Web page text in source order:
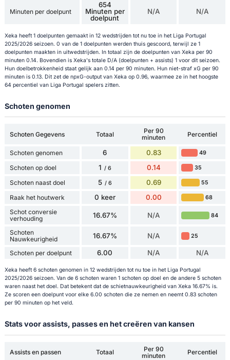
Minuten per doelpunt
654
Minuten per
doelpunt
N/A N/A
Xeka heeft 1 doelpunten gemaakt in 12 wedstrijden tot nu toe in het Liga Portugal
2025/2026 seizoen. 0 van de 1 doelpunten werden thuis gescoord, terwijl ze 1
doelpunten maakten in uitwedstrijden. In totaal zijn de doelpunten van Xeka per 90
minuten 0.14. Bovendien is Xeka's totale D/A (doelpunten + assists) 1 voor dit seizoen.
Hun doelbetrokkenheid staat gelijk aan 0.14 per 90 minuten. Hun niet-straf xG per 90
minuten is 0.13. Dit zet de npxG-output van Xeka op 0.96, waarmee ze in het hoogste
64 percentiel van Liga Portugal spelers zitten.
Schoten genomen
Schoten Gegevens Totaal
Per 90
minuten
Percentiel
Schoten genomen 6 0.83 49
Schoten op doel 1 / 6 0.14 35
Schoten naast doel 5 / 6 0.69 55
Raak het houtwerk 0 keer 0.00 68
Schot conversie
verhouding
16.67% N/A 84
Schoten
Nauwkeurigheid
16.67% N/A 25
Schoten per doelpunt 6.00 N/A N/A
Xeka heeft 6 schoten genomen in 12 wedstrijden tot nu toe in het Liga Portugal
2025/2026 seizoen. Van de 6 schoten waren 1 schoten op doel en de andere 5 schoten
waren naast het doel. Dat betekent dat de schietnauwkeurigheid van Xeka 16.67% is.
Ze scoren een doelpunt voor elke 6.00 schoten die ze nemen en neemt 0.83 schoten
per 90 minuten op het veld.
Stats voor assists, passes en het creëren van kansen
Assists en passen Totaal
Per 90
minuten
Percentiel